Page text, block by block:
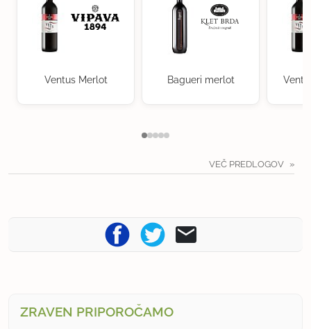
Ventus Merlot Bagueri merlot
VEČ PREDLOGOV
ZRAVEN PRIPOROČAMO